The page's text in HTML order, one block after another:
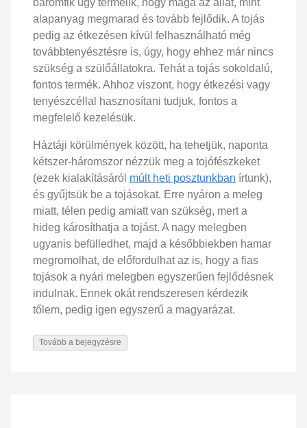
alapanyag megmarad és tovább fejlődik. A tojás
pedig az étkezésen kívül felhasználható még
továbbtenyésztésre is, úgy, hogy ehhez már nincs
szükség a szülőállatokra. Tehát a tojás sokoldalú,
fontos termék. Ahhoz viszont, hogy étkezési vagy
tenyészcéllal hasznosítani tudjuk, fontos a
megfelelő kezelésük.
Háztáji körülmények között, ha tehetjük, naponta
kétszer-háromszor nézzük meg a tojófészkeket
(ezek kialakításáról múlt heti posztunkban írtunk),
és gyűjtsük be a tojásokat. Erre nyáron a meleg
miatt, télen pedig amiatt van szükség, mert a
hideg károsíthatja a tojást. A nagy melegben
ugyanis befülledhet, majd a későbbiekben hamar
megromolhat, de előfordulhat az is, hogy a fias
tojások a nyári melegben egyszerűen fejlődésnek
indulnak. Ennek okát rendszeresen kérdezik
tőlem, pedig igen egyszerű a magyarázat.
Tovább a bejegyzésre